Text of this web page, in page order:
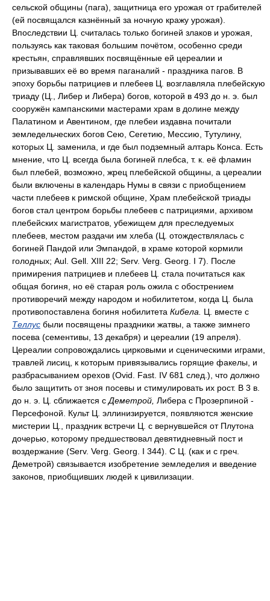
сельской общины (пага), защитница его урожая от грабителей
(ей посвящался казнённый за ночную кражу урожая).
Впоследствии Ц. считалась только богиней злаков и урожая,
пользуясь как таковая большим почётом, особенно среди
крестьян, справлявших посвящённые ей цереалии и
призывавших её во время паганалий - праздника пагов. В
эпоху борьбы патрициев и плебеев Ц. возглавляла плебейскую
триаду (Ц., Либер и Либера) богов, которой в 493 до н. э. был
сооружён кампанскими мастерами храм в долине между
Палатином и Авентином, где плебеи издавна почитали
земледельческих богов Сею, Сегетию, Мессию, Тутулину,
которых Ц. заменила, и где был подземный алтарь Конса. Есть
мнение, что Ц. всегда была богиней плебса, т. к. её фламин
был плебей, возможно, жрец плебейской общины, а цереалии
были включены в календарь Нумы в связи с приобщением
части плебеев к римской общине, Храм плебейской триады
богов стал центром борьбы плебеев с патрициями, архивом
плебейских магистратов, убежищем для преследуемых
плебеев, местом раздачи им хлеба (Ц. отождествлялась с
богиней Пандой или Эмпандой, в храме которой кормили
голодных; Aul. Gell. XIII 22; Serv. Verg. Georg. I 7). После
примирения патрициев и плебеев Ц. стала почитаться как
общая богиня, но её старая роль ожила с обострением
противоречий между народом и нобилитетом, когда Ц. была
противопоставлена богиня нобилитета Кибела.
Ц. вместе с
Теллус были посвящены праздники жатвы, а также зимнего
посева (сементивы, 13 декабря) и цереалии (19 апреля).
Цереалии сопровождались цирковыми и сценическими играми,
травлей лисиц, к которым привязывались горящие факелы, и
разбрасыванием орехов (Ovid. Fast. IV 681 след.), что должно
было защитить от зноя посевы и стимулировать их рост. В 3 в.
до н. э. Ц. сближается с Деметрой, Либера с Прозерпиной -
Персефоной. Культ Ц. эллинизируется, появляются женские
мистерии Ц., праздник встречи Ц. с вернувшейся от Плутона
дочерью, которому предшествовал девятидневный пост и
воздержание (Serv. Verg. Georg. I 344). С Ц. (как и с греч.
Деметрой) связывается изобретение земледелия и введение
законов, приобщивших людей к цивилизации.